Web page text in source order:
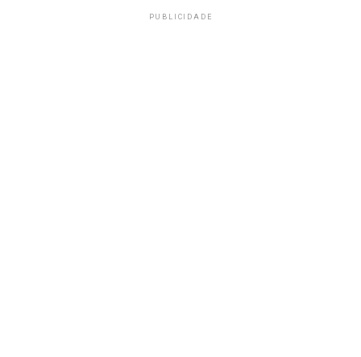
PUBLICIDADE